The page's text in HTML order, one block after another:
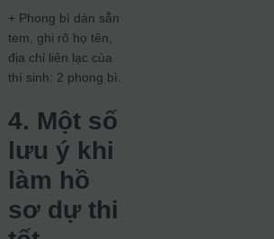
+ Phong bì dán sẵn
tem, ghi rõ họ tên,
địa chỉ liên lạc của
thí sinh: 2 phong bì.
4. Một số
lưu ý khi
làm hồ
sơ dự thi